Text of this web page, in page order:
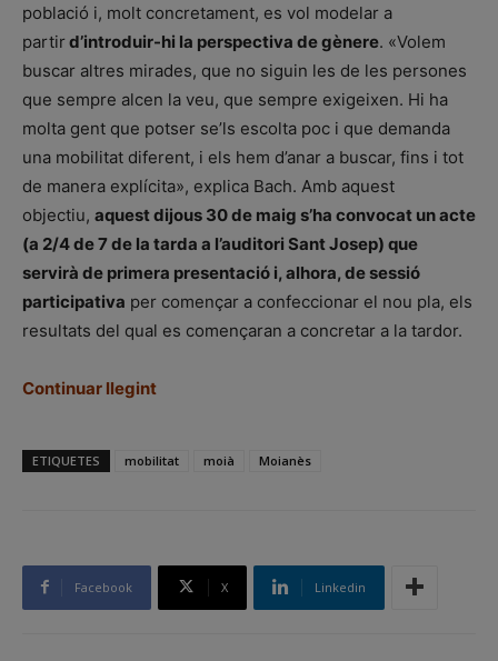
població i, molt concretament, es vol modelar a
partird’introduir-hi la perspectiva de gènere. «Volem
buscar altres mirades, que no siguin les de les persones
que sempre alcen la veu, que sempre exigeixen. Hi ha
molta gent que potser se’ls escolta poc i que demanda
una mobilitat diferent, i els hem d’anar a buscar, fins i tot
de manera explícita», explica Bach. Amb aquest
objectiu, aquest dijous 30 de maig s’ha convocat un acte
(a 2/4 de 7 de la tarda a l’auditori Sant Josep) que
servirà de primera presentació i, alhora, de sessió
participativa per començar a confeccionar el nou pla, els
resultats del qual es començaran a concretar a la tardor.
Continuar llegint
ETIQUETES mobilitat moià Moianès
Facebook X Linkedin